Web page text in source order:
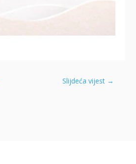
Slijdeća vijest →